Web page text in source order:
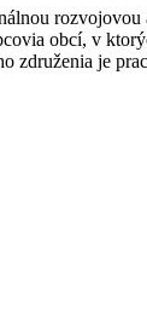
obcí, v
je